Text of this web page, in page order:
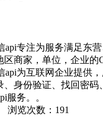
api专注为服务满足东
商家，单位，企业的
api为互联网企业提供
、身份验证、找回密码
服务。。
浏览次数：191